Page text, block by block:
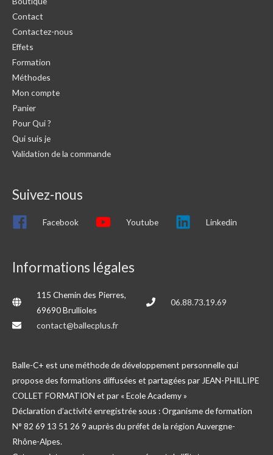
Contact
Contactez-nous
Effets
Formation
Méthodes
Mon compte
Panier
Pour Qui ?
Qui suis je
Validation de la commande
Suivez-nous
Facebook Youtube Linkedin
Informations légales
115 Chemin des Pierres,
69690 Brullioles
06.88.73.19.69
contact@ballecplus.fr
Balle-C+ est une méthode de développement personnelle qui
propose des formations diffusées et partagées par JEAN-PHILLIPE
COLLET FORMATION et par « Ecole Academy »
Déclaration d’activité enregistrée sous : Organisme de formation
N° 82 69 13 51 26 9 auprès du préfet de la région Auvergne-
Rhône-Alpes.